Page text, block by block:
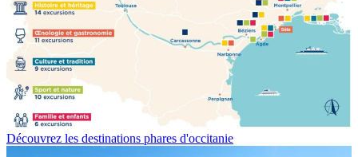
Découvrez les destinations phares d'occitanie